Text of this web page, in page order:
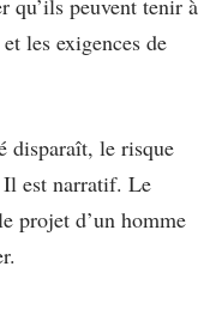
qu’ils peuvent tenir à
les exigences de
disparaît, le risque
Il est narratif. Le
projet d’un homme